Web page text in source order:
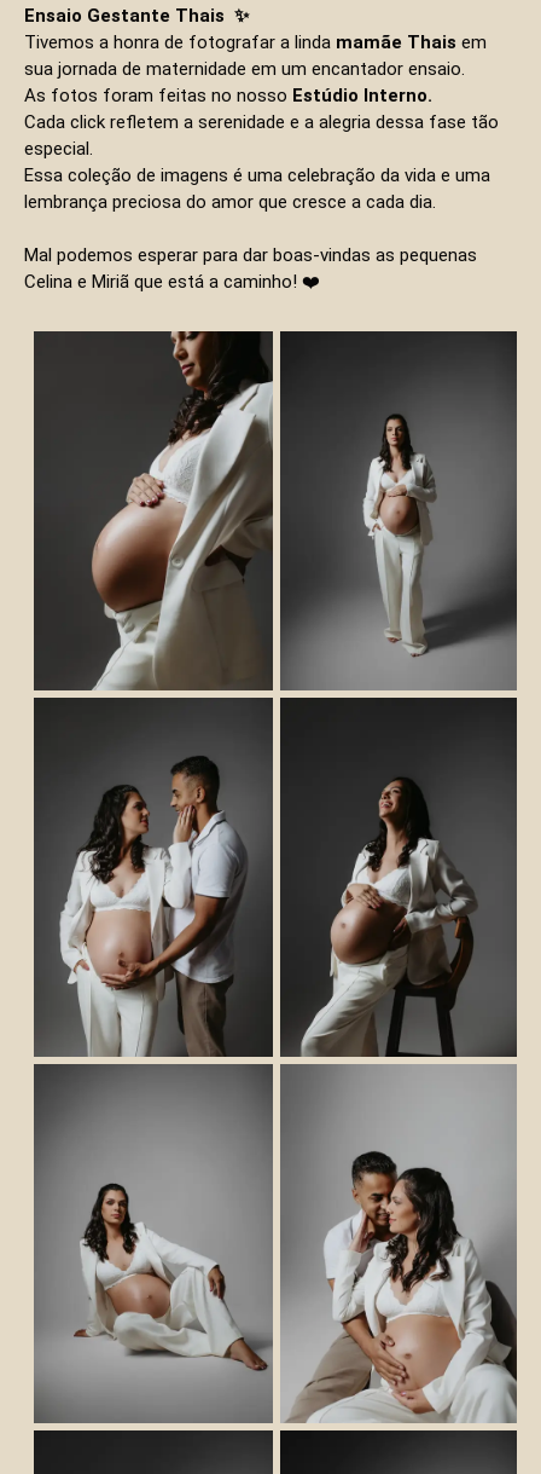
Ensaio Gestante Thais ✨
Tivemos a honra de fotografar a linda mamãe Thais em
sua jornada de maternidade em um encantador ensaio.
As fotos foram feitas no nosso Estúdio Interno.
Cada click refletem a serenidade e a alegria dessa fase tão
especial.
Essa coleção de imagens é uma celebração da vida e uma
lembrança preciosa do amor que cresce a cada dia.
Mal podemos esperar para dar boas-vindas as pequenas
Celina e Miriã que está a caminho! ❤️